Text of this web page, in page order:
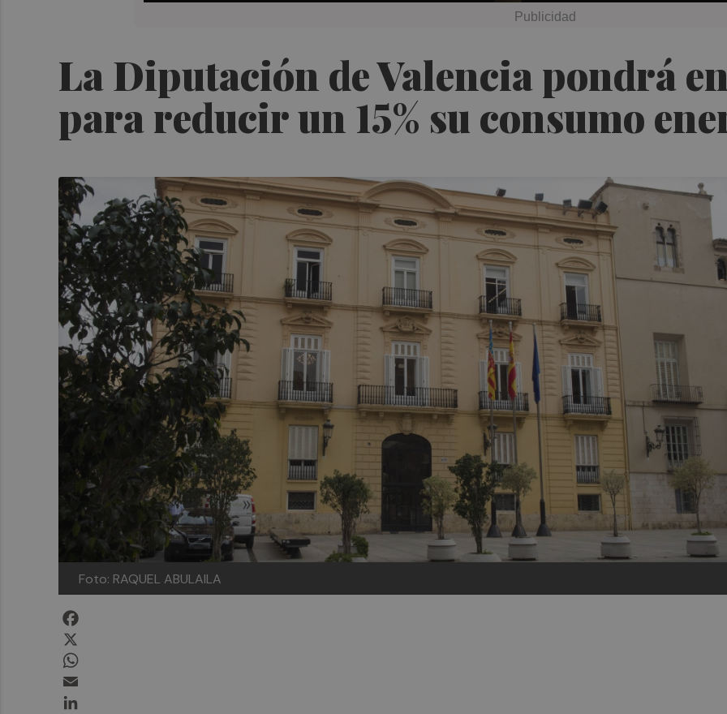
La Diputación de Valencia pondrá
para reducir un 15% su consumo
Foto: RAQUEL ABULAILA